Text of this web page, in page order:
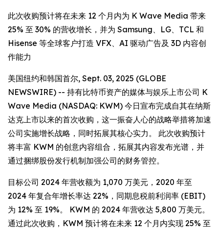
此次收购预计将在未来 12 个月内为 K Wave Media 带来
25% 至 30% 的营收增长，并为 Samsung、LG、TCL 和
Hisense 等全球客户打造 VFX、AI 驱动广告及 3D 内容创
作能力
美国纽约和韩国首尔, Sept. 03, 2025 (GLOBE
NEWSWIRE) -- 持有比特币资产的媒体与娱乐上市公司 K
Wave Media (NASDAQ: KWM) 今日宣布完成自其在纳斯
达克上市以来的首次收购，这一振奋人心的战略举措将加速
公司实施增长战略，同时拓展其核心实力。 此次收购预计
将丰富 KWM 的创意内容组合，拓展其内容发布光谱，并
通过捆绑股份发行机制加强公司的财务管控。
目标公司 2024 年营收额为 1,070 万美元，2020 年至
2024 年复合年增长率达 22%，同期息税前利润率 (EBIT)
为 12% 至 19%。 KWM 的 2024 年营收达 5,800 万美元。
通过此次收购，KWM 预计将在未来 12 个月内实现 25% 至